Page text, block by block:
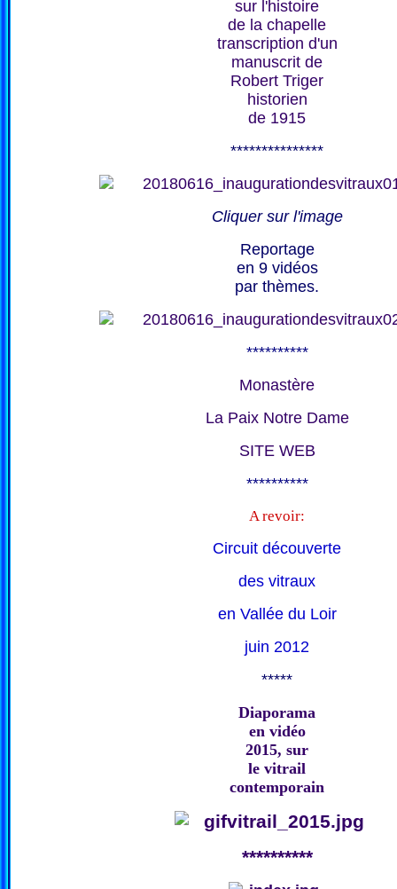
sur l'histoire
de la chapelle
transcription d'un
manuscrit de
Robert Triger
historien
de 1915
***************
Cliquer sur l'image
Reportage
en 9 vidéos
par thèmes.
**********
Monastère
La Paix Notre Dame
SITE WEB
**********
A revoir:
Circuit découverte
des vitraux
en Vallée du Loir
juin 2012
*****
Diaporama
en vidéo
2015, sur
le vitrail
contemporain
**********